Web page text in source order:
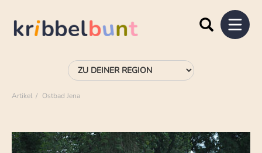
Artikel Ostbad Jena